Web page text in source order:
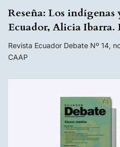
Reseña: Los indígenas
Ecuador, Alicia Ibarra.
Revista Ecuador Debate Nº 14,
CAAP